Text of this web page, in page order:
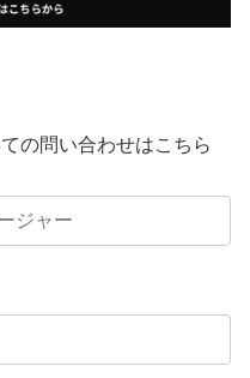
の問い合わせはこちら